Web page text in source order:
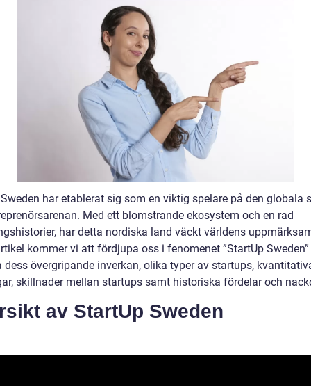
har etablerat sig som en viktig spelare på den globala
Med ett blomstrande ekosystem och en rad
har detta nordiska land väckt världens
kommer vi att fördjupa oss i fenomenet ”StartUp
dess övergripande inverkan, olika typer av startups,
skillnader mellan startups samt historiska fördelar och
av StartUp Sweden